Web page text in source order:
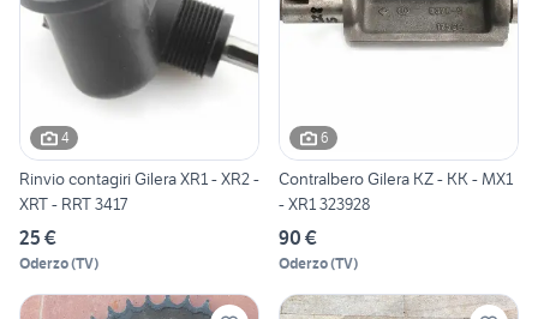
4
Rinvio contagiri Gilera XR1 - XR2 -
XRT - RRT 3417
25 €
Oderzo(TV)
6
Contralbero Gilera KZ - KK - MX1
- XR1 323928
90 €
Oderzo(TV)